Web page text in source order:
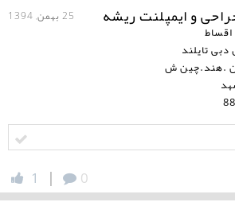
و ایمپلنت ریشه 25 بهمن, 1394
دبی تایلند
.هند.چین ش
0
|
1